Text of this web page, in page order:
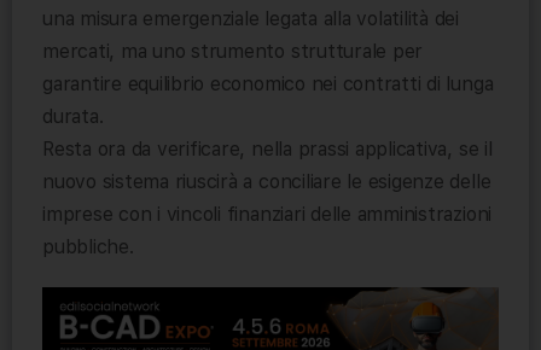
una misura emergenziale legata alla volatilità dei
mercati, ma uno strumento strutturale per
garantire equilibrio economico nei contratti di lunga
durata.
Resta ora da verificare, nella prassi applicativa, se il
nuovo sistema riuscirà a conciliare le esigenze delle
imprese con i vincoli finanziari delle amministrazioni
pubbliche.